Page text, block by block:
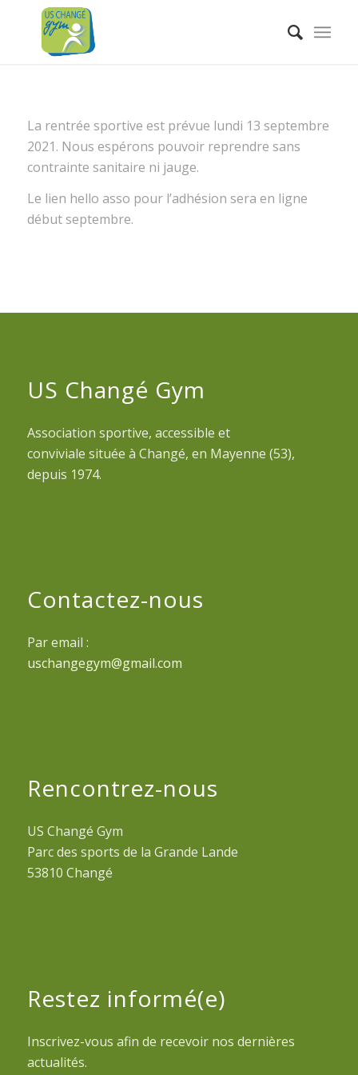
La rentrée sportive est prévue lundi 13 septembre
2021. Nous espérons pouvoir reprendre sans
contrainte sanitaire ni jauge.
Le lien hello asso pour l’adhésion sera en ligne
début septembre.
US Changé Gym
Association sportive, accessible et
conviviale située à Changé, en Mayenne (53),
depuis 1974.
Contactez-nous
Par email :
uschangegym@gmail.com
Rencontrez-nous
US Changé Gym
Parc des sports de la Grande Lande
53810 Changé
Restez informé(e)
Inscrivez-vous afin de recevoir nos dernières
actualités.